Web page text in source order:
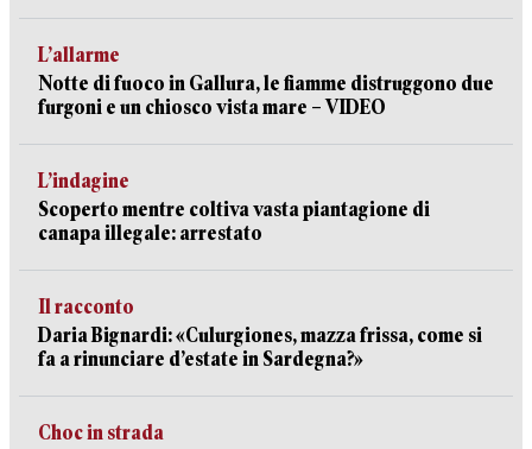
L’allarme
Notte di fuoco in Gallura, le fiamme distruggono due
furgoni e un chiosco vista mare – VIDEO
L’indagine
Scoperto mentre coltiva vasta piantagione di
canapa illegale: arrestato
Il racconto
Daria Bignardi: «Culurgiones, mazza frissa, come si
fa a rinunciare d’estate in Sardegna?»
Choc in strada